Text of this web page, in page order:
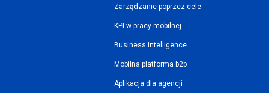
Zarządzanie poprzez cele
KPI w pracy mobilnej
Business Intelligence
Mobilna platforma b2b
Aplikacja dla agencji